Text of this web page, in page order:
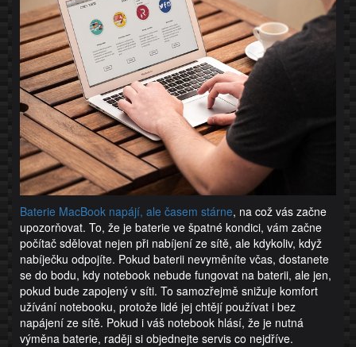
Baterie MacBook napájí, ale časem stárne, na což vás začne
upozorňovat. To, že je baterie ve špatné kondici, vám začne
počítač sdělovat nejen při nabíjení ze sítě, ale kdykoliv, když
nabíječku odpojíte. Pokud baterii nevyměníte včas, dostanete
se do bodu, kdy notebook nebude fungovat na baterii, ale jen,
pokud bude zapojený v síti. To samozřejmě snižuje komfort
užívání notebooku, protože lidé jej chtějí používat i bez
napájení ze sítě. Pokud i váš notebook hlásí, že je nutná
výměna baterie, raději si objednejte servis co nejdříve.